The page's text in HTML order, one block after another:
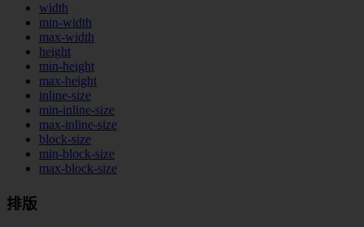
width
min-width
max-width
height
min-height
max-height
inline-size
min-inline-size
max-inline-size
block-size
min-block-size
max-block-size
排版